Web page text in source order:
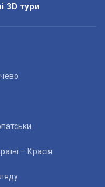
3D тури
– Красія